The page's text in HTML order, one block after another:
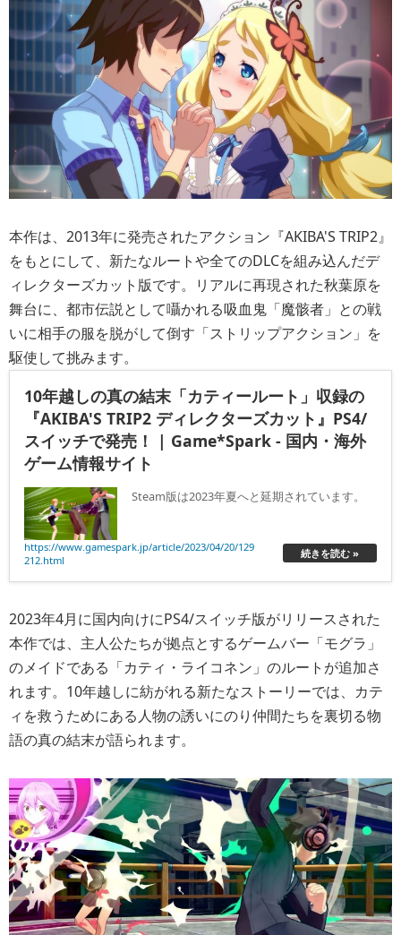
本作は、2013年に発売されたアクション『AKIBA'S TRIP2』
をもとにして、新たなルートや全てのDLCを組み込んだデ
ィレクターズカット版です。リアルに再現された秋葉原を
舞台に、都市伝説として囁かれる吸血鬼「魔骸者」との戦
いに相手の服を脱がして倒す「ストリップアクション」を
駆使して挑みます。
10年越しの真の結末「カティールート」収録の
『AKIBA'S TRIP2 ディレクターズカット』PS4/
スイッチで発売！ | Game*Spark - 国内・海外
ゲーム情報サイト
Steam版は2023年夏へと延期されています。
https://www.gamespark.jp/article/2023/04/20/129
212.html
続きを読む »
2023年4月に国内向けにPS4/スイッチ版がリリースされた
本作では、主人公たちが拠点とするゲームバー「モグラ」
のメイドである「カティ・ライコネン」のルートが追加さ
れます。10年越しに紡がれる新たなストーリーでは、カテ
ィを救うためにある人物の誘いにのり仲間たちを裏切る物
語の真の結末が語られます。